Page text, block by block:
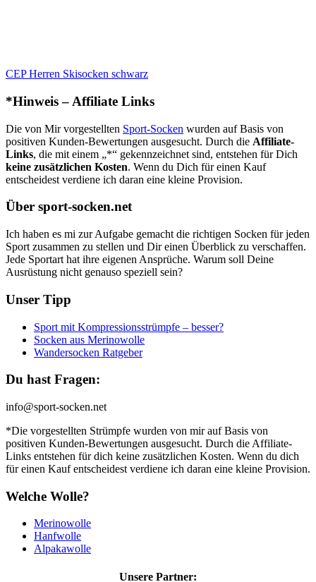
CEP Herren Skisocken schwarz
*Hinweis – Affiliate Links
Die von Mir vorgestellten Sport-Socken wurden auf Basis von
positiven Kunden-Bewertungen ausgesucht. Durch die Affiliate-
Links, die mit einem „*“ gekennzeichnet sind, entstehen für Dich
keine zusätzlichen Kosten. Wenn du Dich für einen Kauf
entscheidest verdiene ich daran eine kleine Provision.
Über sport-socken.net
Ich haben es mi zur Aufgabe gemacht die richtigen Socken für jeden
Sport zusammen zu stellen und Dir einen Überblick zu verschaffen.
Jede Sportart hat ihre eigenen Ansprüche. Warum soll Deine
Ausrüstung nicht genauso speziell sein?
Unser Tipp
Sport mit Kompressionsstrümpfe – besser?
Socken aus Merinowolle
Wandersocken Ratgeber
Du hast Fragen:
info@sport-socken.net
*Die vorgestellten Strümpfe wurden von mir auf Basis von
positiven Kunden-Bewertungen ausgesucht. Durch die Affiliate-
Links entstehen für dich keine zusätzlichen Kosten. Wenn du dich
für einen Kauf entscheidest verdiene ich daran eine kleine Provision.
Welche Wolle?
Merinowolle
Hanfwolle
Alpakawolle
Unsere Partner: